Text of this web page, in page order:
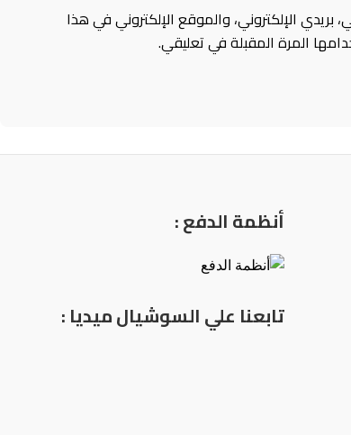
الإلكتروني، والموقع الإلكتروني في هذا
المرة المقبلة في تعليقي.
أنظمة الدفع :
تابعنا علي السوشيال ميديا :